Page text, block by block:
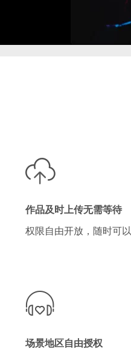
作品及时上传无需等待
权限自由开放，随时可
场景地区自由授权